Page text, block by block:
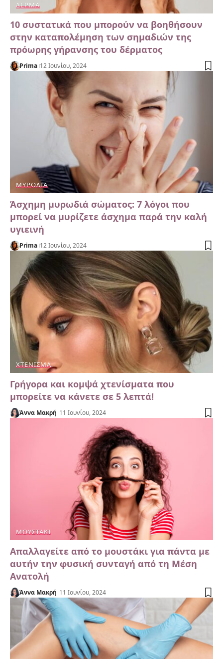
ΔΈΡΜΑ
10 συστατικά που μπορούν να βοηθήσουν
στην καταπολέμηση των σημαδιών της
πρόωρης γήρανσης του δέρματος
Prima 12 Ιουνίου, 2024
ΜΥΡΩΔΙΆ
Άσχημη μυρωδιά σώματος: 7 λόγοι που
μπορεί να μυρίζετε άσχημα παρά την καλή
υγιεινή
Prima 12 Ιουνίου, 2024
ΧΤΈΝΙΣΜΑ
Γρήγορα και κομψά χτενίσματα που
μπορείτε να κάνετε σε 5 λεπτά!
Άννα Μακρή 11 Ιουνίου, 2024
ΜΟΥΣΤΆΚΙ
Απαλλαγείτε από το μουστάκι για πάντα με
αυτήν την φυσική συνταγή από τη Μέση
Ανατολή
Άννα Μακρή 11 Ιουνίου, 2024